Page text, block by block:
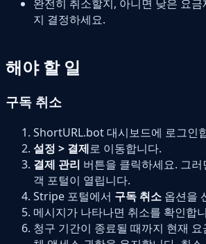
완전히 취소할지, 아니면 낮은 요
지 결정하세요.
해야 할 일
구독 취소
ShortURL.bot 대시보드에 로그인
설정 > 결제로 이동합니다.
결제 관리 버튼을 클릭하세요. 그
객 포털이 열립니다.
Stripe 포털에서 구독 취소 옵션을
메시지가 나타나면 취소를 확인합
청구 기간이 종료될 때까지 현재